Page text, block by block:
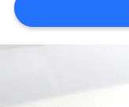
SITEMAP
PRIVASI